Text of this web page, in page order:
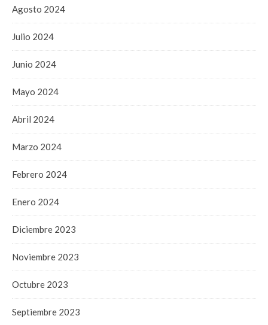
Agosto 2024
Julio 2024
Junio 2024
Mayo 2024
Abril 2024
Marzo 2024
Febrero 2024
Enero 2024
Diciembre 2023
Noviembre 2023
Octubre 2023
Septiembre 2023